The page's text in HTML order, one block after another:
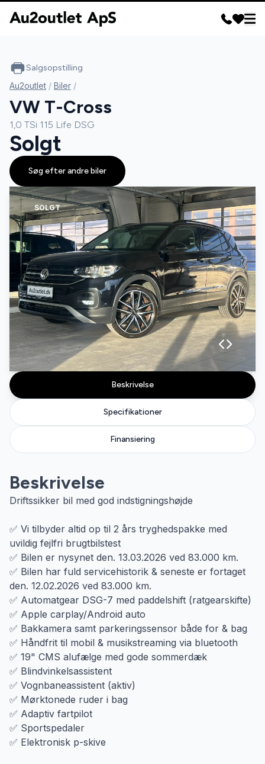
SOLGT
Specifikationer
Beskrivelse
Finansiering
Beskrivelse
Driftssikker bil med god indstigningshøjde
✅ Vi tilbyder altid op til 2 års tryghedspakke med
uvildig fejlfri brugtbilstest
✅ Bilen er nysynet den. 13.03.2026 ved 83.000 km.
✅ Bilen har fuld servicehistorik & seneste er fortaget
den. 12.02.2026 ved 83.000 km.
✅ Automatgear DSG-7 med paddelshift (ratgearskifte)
✅ Apple carplay/Android auto
✅ Bakkamera samt parkeringssensor både for & bag
✅ Håndfrit til mobil & musikstreaming via bluetooth
✅ 19" CMS alufælge med gode sommerdæk
✅ Blindvinkelsassistent
✅ Vognbaneassistent (aktiv)
✅ Mørktonede ruder i bag
✅ Adaptiv fartpilot
✅ Sportspedaler
✅ Elektronisk p-skive
Salgsopstilling
Au2outlet / Biler /
VW T-Cross
1,0 TSi 115 Life DSG
Solgt
Søg efter andre biler